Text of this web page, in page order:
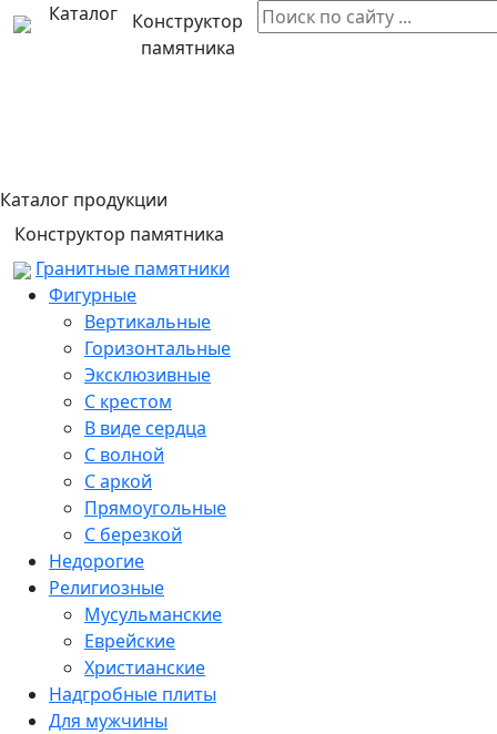
Каталог
Конструктор
памятника
Каталог продукции
Конструктор памятника
Гранитные памятники
Фигурные
Вертикальные
Горизонтальные
Эксклюзивные
С крестом
В виде сердца
С волной
С аркой
Прямоугольные
С березкой
Недорогие
Религиозные
Мусульманские
Еврейские
Христианские
Надгробные плиты
Для мужчины